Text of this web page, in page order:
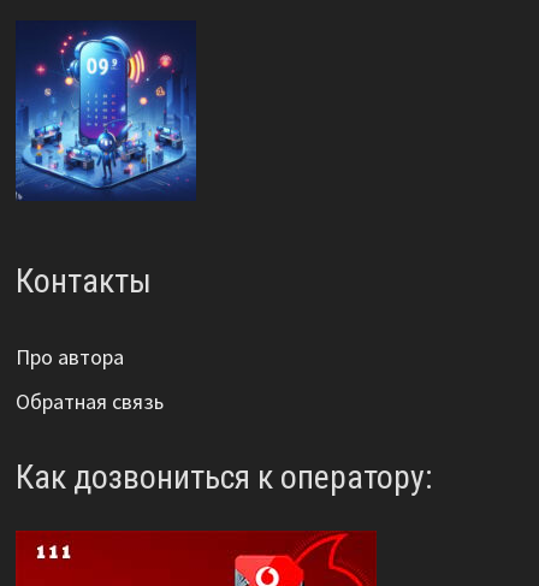
Контакты
Про автора
Обратная связь
Как дозвониться к оператору: